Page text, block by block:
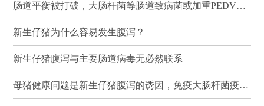
肠道平衡被打破，大肠杆菌等肠道致病菌或加重PEDV感染
新生仔猪为什么容易发生腹泻？
新生仔猪腹泻与主要肠道病毒无必然联系
母猪健康问题是新生仔猪腹泻的诱因，免疫大肠杆菌疫苗可有效降低其发病率和死亡率